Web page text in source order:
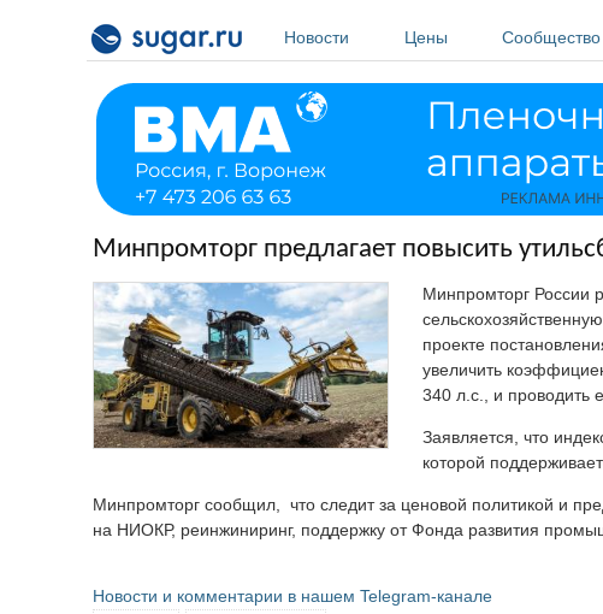
Новости
Цены Сообщество
Минпромторг предлагает повысить
Минпромторг России
проекте
увеличить
340 л.с., и проводить
Заявляется, что
которой
Минпромторг сообщил, что следит за ценовой политикой и
на НИОКР, реинжиниринг, поддержку от Фонда развития
Новости и комментарии в нашем Telegram-канале